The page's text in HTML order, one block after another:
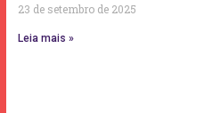
23 de setembro de 2025
Leia mais »